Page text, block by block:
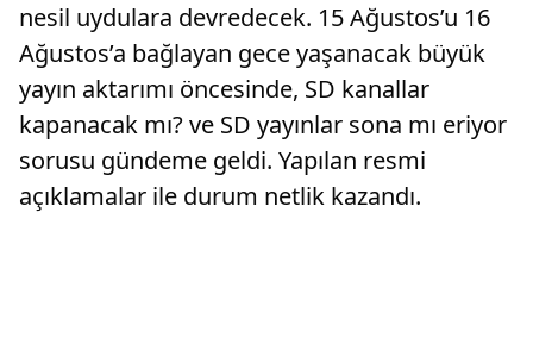
nesil uydulara devredecek. 15 Ağustos’u 16
Ağustos’a bağlayan gece yaşanacak büyük
yayın aktarımı öncesinde, SD kanallar
kapanacak mı? ve SD yayınlar sona mı eriyor
sorusu gündeme geldi. Yapılan resmi
açıklamalar ile durum netlik kazandı.